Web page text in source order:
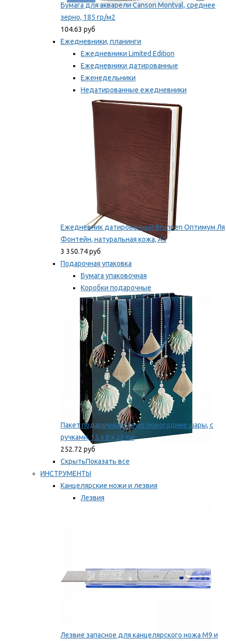
Бумага для акварели Canson Montval, среднее
зерно, 185 гр/м2
104.63 руб
Ежедневники, планинги
Ежедневники Limited Edition
Ежедневники датированные
Еженедельники
Недатированные ежедневники
Планинги
Мы рекомендуем
Ежедневник датированный Brunnen Оптимум Ля
Фонтейн, натуральная кожа, А5
3 350.74 руб
Подарочная упаковка
Бумага упаковочная
Коробки подарочные
Ленты, бобины
Мы рекомендуем
Пакет подарочный Stewo Новогодние шары, с
ручками, 15 х 8 х 23 см
252.72 руб
СкрытьПоказать все
ИНСТРУМЕНТЫ
Канцелярские ножи и лезвия
Лезвия
Лезвие запасное для канцелярского ножа M9 и